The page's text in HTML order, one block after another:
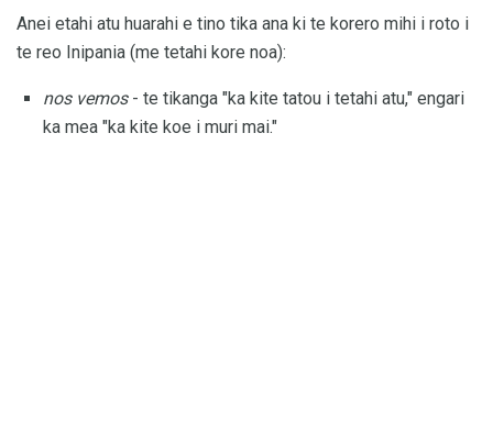
Anei etahi atu huarahi e tino tika ana ki te korero mihi i roto i
te reo Inipania (me tetahi kore noa):
nos vemos- te tikanga "ka kite tatou i tetahi atu," engari
ka mea "ka kite koe i muri mai."